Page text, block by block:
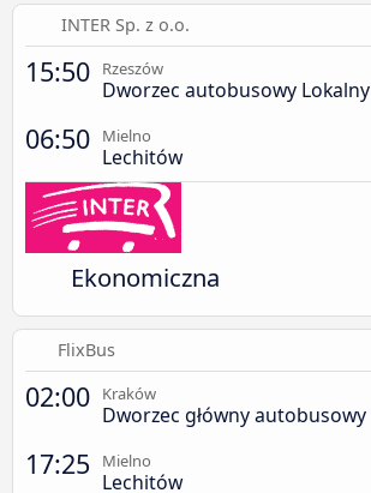
INTER Sp. z o.o.
15:50 Rzeszów
Dworzec autobusowy Lokalny
06:50 Mielno
Lechitów
Ekonomiczna
FlixBus
02:00 Kraków
Dworzec główny autobusowy
17:25 Mielno
Lechitów